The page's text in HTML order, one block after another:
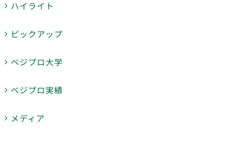
ハイライト
ピックアップ
ベジプロ大学
ベジプロ実績
メディア